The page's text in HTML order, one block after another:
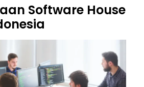
Software House